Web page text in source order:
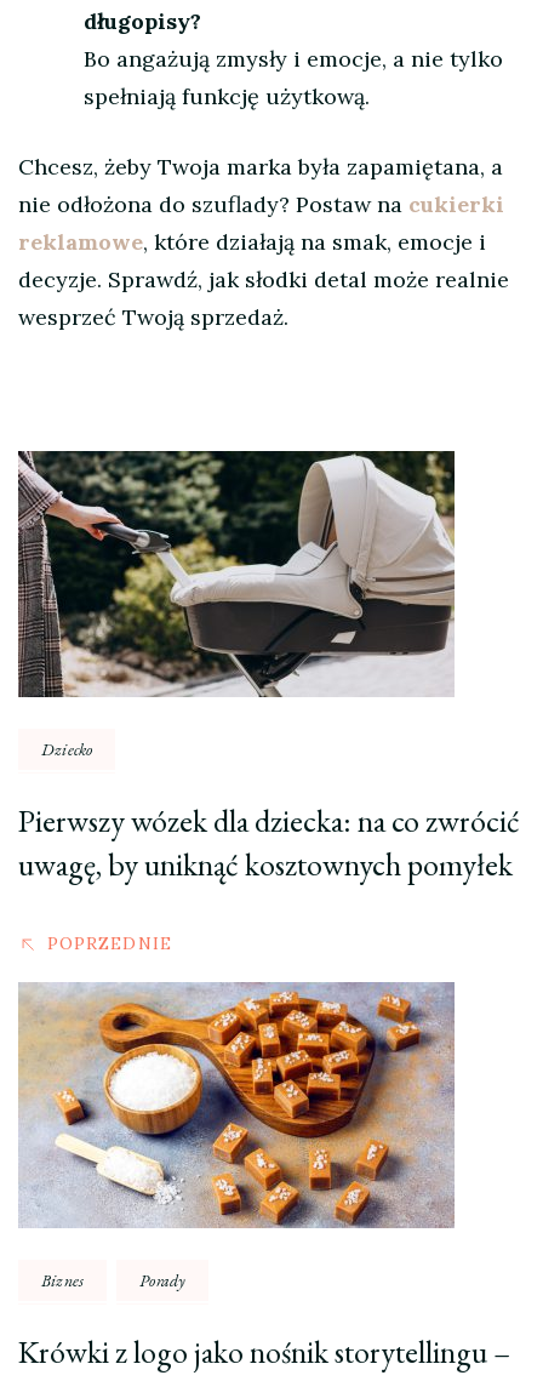
długopisy?
Bo angażują zmysły i emocje, a nie tylko
spełniają funkcję użytkową.
Chcesz, żeby Twoja marka była zapamiętana, a
nie odłożona do szuflady? Postaw na cukierki
reklamowe, które działają na smak, emocje i
decyzje. Sprawdź, jak słodki detal może realnie
wesprzeć Twoją sprzedaż.
Nawigacja
wpisu
Dziecko
Pierwszy wózek dla dziecka: na co zwrócić
uwagę, by uniknąć kosztownych pomyłek
POPRZEDNIE
Biznes Porady
Krówki z logo jako nośnik storytellingu –